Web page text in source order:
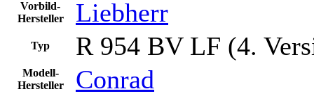
Vorbild-
Hersteller
Liebherr
Typ R 954 BV LF (4.
Modell-
Hersteller
Conrad